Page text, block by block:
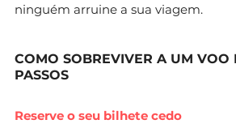
ninguém arruine a sua viagem.
COMO SOBREVIVER A UM VOO
PASSOS
Reserve o seu bilhete cedo